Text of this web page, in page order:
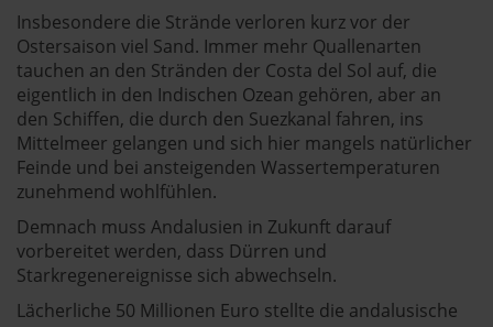
Insbesondere die Strände verloren kurz vor der
Ostersaison viel Sand. Immer mehr Quallenarten
tauchen an den Stränden der Costa del Sol auf, die
eigentlich in den Indischen Ozean gehören, aber an
den Schiffen, die durch den Suezkanal fahren, ins
Mittelmeer gelangen und sich hier mangels natürlicher
Feinde und bei ansteigenden Wassertemperaturen
zunehmend wohlfühlen.
Demnach muss Andalusien in Zukunft darauf
vorbereitet werden, dass Dürren und
Starkregenereignisse sich abwechseln.
Lächerliche 50 Millionen Euro stellte die andalusische